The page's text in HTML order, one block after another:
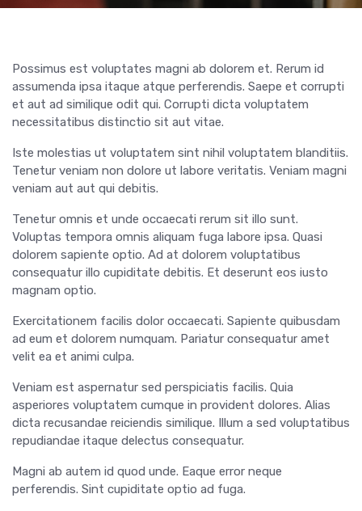
Possimus est voluptates magni ab dolorem et. Rerum id
assumenda ipsa itaque atque perferendis. Saepe et corrupti
et aut ad similique odit qui. Corrupti dicta voluptatem
necessitatibus distinctio sit aut vitae.
Iste molestias ut voluptatem sint nihil voluptatem blanditiis.
Tenetur veniam non dolore ut labore veritatis. Veniam magni
veniam aut aut qui debitis.
Tenetur omnis et unde occaecati rerum sit illo sunt.
Voluptas tempora omnis aliquam fuga labore ipsa. Quasi
dolorem sapiente optio. Ad at dolorem voluptatibus
consequatur illo cupiditate debitis. Et deserunt eos iusto
magnam optio.
Exercitationem facilis dolor occaecati. Sapiente quibusdam
ad eum et dolorem numquam. Pariatur consequatur amet
velit ea et animi culpa.
Veniam est aspernatur sed perspiciatis facilis. Quia
asperiores voluptatem cumque in provident dolores. Alias
dicta recusandae reiciendis similique. Illum a sed voluptatibus
repudiandae itaque delectus consequatur.
Magni ab autem id quod unde. Eaque error neque
perferendis. Sint cupiditate optio ad fuga.